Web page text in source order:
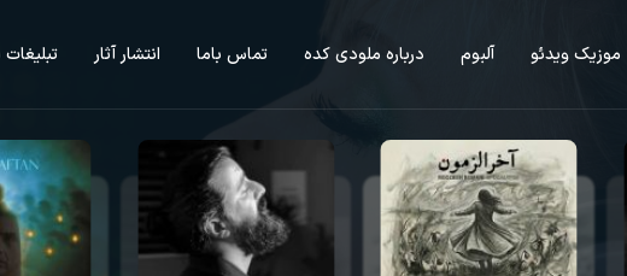
موزیک ویدئو آلبوم درباره ملودی کده تماس باما انتشار آثار تبلیغات